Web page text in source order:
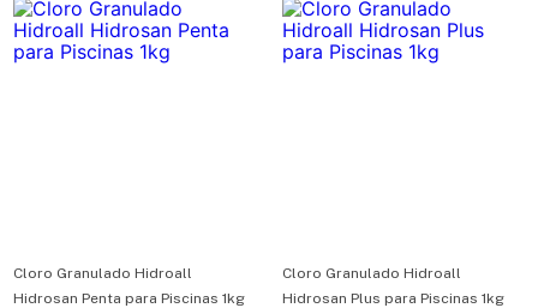
Cloro Granulado Hidroall
Hidrosan Penta para Piscinas 1kg
Cloro Granulado Hidroall
Hidrosan Plus para Piscinas 1kg